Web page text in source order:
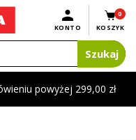
powyżej 299,00 zł
0
KOSZYK
KONTO
Szukaj